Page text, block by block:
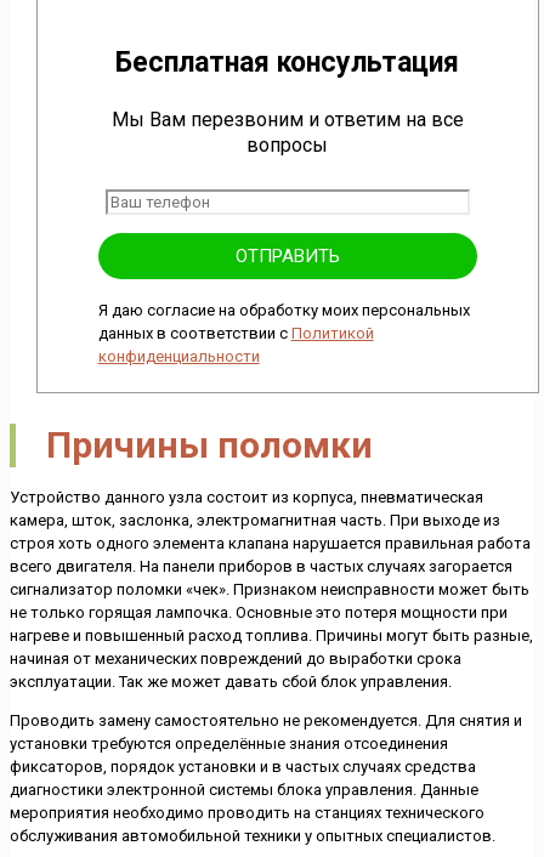
Бесплатная консультация
Мы Вам перезвоним и ответим на все
вопросы
Я даю согласие на обработку моих персональных
данных в соответствии с Политикой
конфиденциальности
Причины поломки
Устройство данного узла состоит из корпуса, пневматическая
камера, шток, заслонка, электромагнитная часть. При выходе из
строя хоть одного элемента клапана нарушается правильная работа
всего двигателя. На панели приборов в частых случаях загорается
сигнализатор поломки «чек». Признаком неисправности может быть
не только горящая лампочка. Основные это потеря мощности при
нагреве и повышенный расход топлива. Причины могут быть разные,
начиная от механических повреждений до выработки срока
эксплуатации. Так же может давать сбой блок управления.
Проводить замену самостоятельно не рекомендуется. Для снятия и
установки требуются определённые знания отсоединения
фиксаторов, порядок установки и в частых случаях средства
диагностики электронной системы блока управления. Данные
мероприятия необходимо проводить на станциях технического
обслуживания автомобильной техники у опытных специалистов.